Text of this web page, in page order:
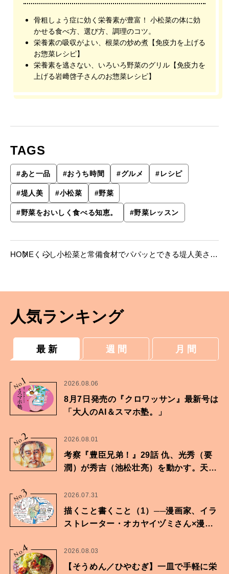
骨粗しょう症に効く栄養素が豊富！ 小松菜の体に効
かせる食べ方、選び方、調理のコツ。
栄養素の吸収がよい、根菜の炒め煮【免疫力を上げる
お惣菜レシピ】
栄養素を逃さない、いろいろ野菜のグリル【免疫力を
上げる岩﨑啓子さんのお惣菜レシピ】
TAGS
#あと一品 #おうち時間 #グルメ #レシピ
#堤人美 #小松菜 #野菜
#野菜をおいしく食べる知恵。 #野菜レッスン
HOME くらし小松菜と常備食材でパパッとできる堤人美さん
人気ランキング
最 新 週 間 月 間
No.
1 2026.08.06
8月7日発売の『クロワッサン』最新号は
「大人のAI＆スマホ塾。」
No.2 2026.08.01
考察『豊臣兄弟！』29話 仇、光秀（要
潤）が秀吉（池松壮亮）を動かす。天下
No.3 2026.07.31
描くこと書くこと（1）──漫画家、イラ
ストレーター・オカヤイヅミさん×漫画
No.4 2026.08.03
【そうめん／ひやむぎ】一皿で手軽に栄